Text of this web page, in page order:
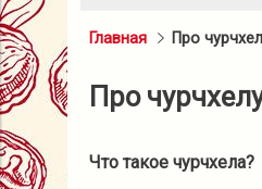
Главная Про
Про
Что такое чурчхела?